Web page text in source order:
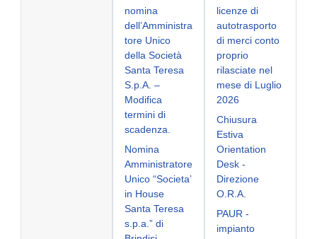
nomina
dell’Amministra
tore Unico
della Società
Santa Teresa
S.p.A. –
Modifica
termini di
scadenza.
Nomina
Amministratore
Unico “Societa’
in House
Santa Teresa
s.p.a.” di
licenze di
autotrasporto
di merci conto
proprio
rilasciate nel
mese di Luglio
2026
Chiusura
Estiva
Orientation
Desk -
Direzione
O.R.A.
PAUR -
impianto